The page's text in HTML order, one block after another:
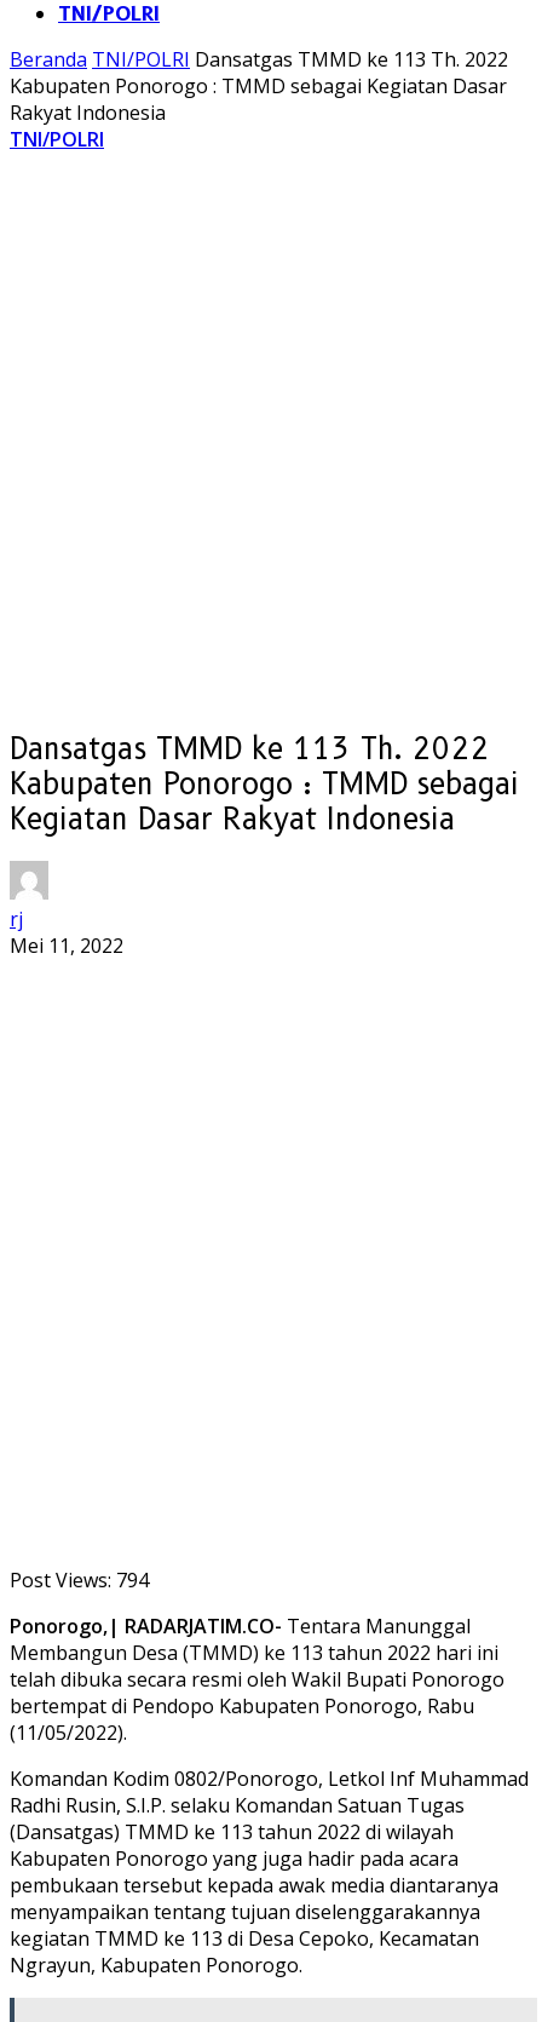
TNI/POLRI
Beranda TNI/POLRI Dansatgas TMMD ke 113 Th. 2022
Kabupaten Ponorogo : TMMD sebagai Kegiatan Dasar
Rakyat Indonesia
TNI/POLRI
Dansatgas TMMD ke 113 Th. 2022
Kabupaten Ponorogo : TMMD sebagai
Kegiatan Dasar Rakyat Indonesia
rj
Mei 11, 2022
Post Views: 794
Ponorogo,| RADARJATIM.CO- Tentara Manunggal
Membangun Desa (TMMD) ke 113 tahun 2022 hari ini
telah dibuka secara resmi oleh Wakil Bupati Ponorogo
bertempat di Pendopo Kabupaten Ponorogo, Rabu
(11/05/2022).
Komandan Kodim 0802/Ponorogo, Letkol Inf Muhammad
Radhi Rusin, S.I.P. selaku Komandan Satuan Tugas
(Dansatgas) TMMD ke 113 tahun 2022 di wilayah
Kabupaten Ponorogo yang juga hadir pada acara
pembukaan tersebut kepada awak media diantaranya
menyampaikan tentang tujuan diselenggarakannya
kegiatan TMMD ke 113 di Desa Cepoko, Kecamatan
Ngrayun, Kabupaten Ponorogo.